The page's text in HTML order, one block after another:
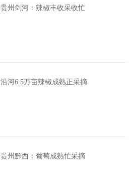
贵州剑河：辣椒丰收采收忙
沿河6.5万亩辣椒成熟正采摘
贵州黔西：葡萄成熟忙采摘